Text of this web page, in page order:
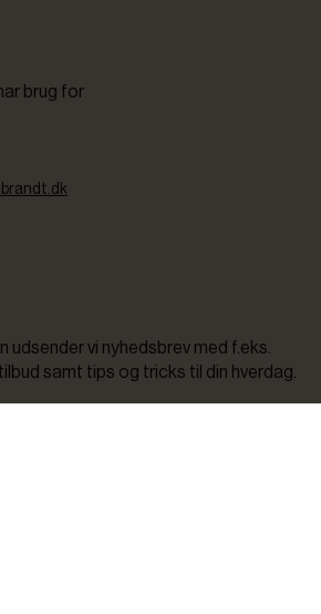
brug for
udsender vi nyhedsbrev med f.eks.
samt tips og tricks til din hverdag.